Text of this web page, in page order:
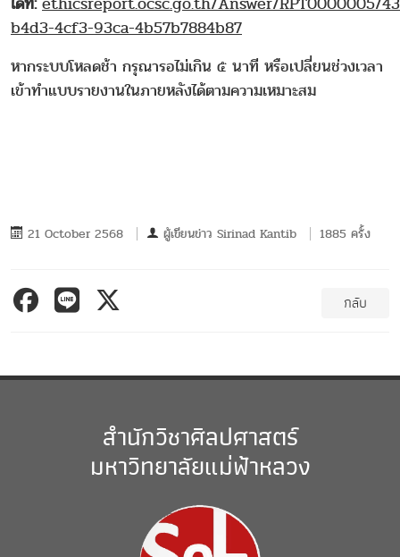
b4d3-4cf3-93ca-4b57b7884b87
หากระบบโหลดช้า กรุณารอไม่เกิน ๕ นาที หรือเปลี่ยนช่วงเวลา
เข้าทำแบบรายงานในภายหลังได้ตามความเหมาะสม
21 October 2568 ผู้เขียนข่าว Sirinad Kantib 1885 ครั้ง
กลับ
สำนักวิชาศิลปศาสตร์
มหาวิทยาลัยแม่ฟ้าหลวง